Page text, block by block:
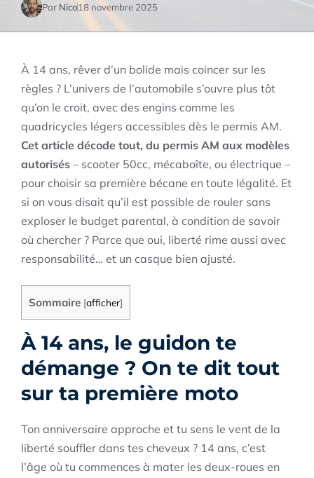
Par Nico18 novembre 2025
À 14 ans, rêver d’un bolide mais coincer sur les
règles ? L’univers de l’automobile s’ouvre plus tôt
qu’on le croit, avec des engins comme les
quadricycles légers accessibles dès le permis AM.
Cet article décode tout, du permis AM aux modèles
autorisés – scooter 50cc, mécaboîte, ou électrique –
pour choisir sa première bécane en toute légalité. Et
si on vous disait qu’il est possible de rouler sans
exploser le budget parental, à condition de savoir
où chercher ? Parce que oui, liberté rime aussi avec
responsabilité… et un casque bien ajusté.
Sommaire [afficher]
À 14 ans, le guidon te
démange ? On te dit tout
sur ta première moto
Ton anniversaire approche et tu sens le vent de la
liberté souffler dans tes cheveux ? 14 ans, c’est
l’âge où tu commences à mater les deux-roues en